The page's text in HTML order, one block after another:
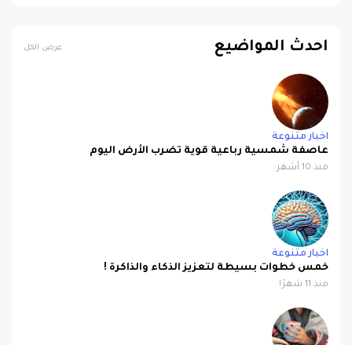
احدث المواضيع عرض الكل
اخبار متنوعة
عاصفة شمسية رباعية قوية تضرب الأرض اليوم
منذ 10 أشهر
اخبار متنوعة
خمس خطوات بسيطة لتعزيز الذكاء والذاكرة !
منذ 11 شهرًا